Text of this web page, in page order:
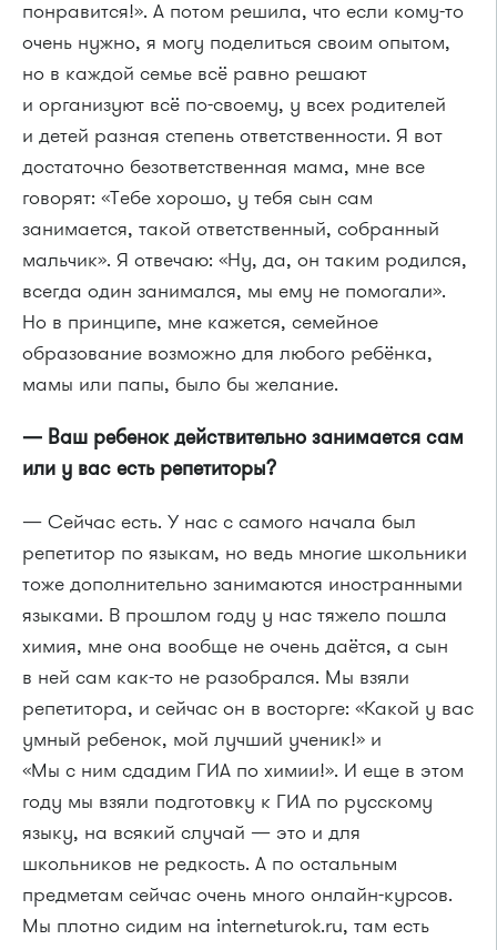
понравится!». А потом решила, что если кому-то
очень нужно, я могу поделиться своим опытом,
но в каждой семье всё равно решают
и организуют всё по-своему, у всех родителей
и детей разная степень ответственности. Я вот
достаточно безответственная мама, мне все
говорят: «Тебе хорошо, у тебя сын сам
занимается, такой ответственный, собранный
мальчик». Я отвечаю: «Ну, да, он таким родился,
всегда один занимался, мы ему не помогали».
Но в принципе, мне кажется, семейное
образование возможно для любого ребёнка,
мамы или папы, было бы желание.
— Ваш ребенок действительно занимается сам
или у вас есть репетиторы?
— Сейчас есть. У нас с самого начала был
репетитор по языкам, но ведь многие школьники
тоже дополнительно занимаются иностранными
языками. В прошлом году у нас тяжело пошла
химия, мне она вообще не очень даётся, а сын
в ней сам как-то не разобрался. Мы взяли
репетитора, и сейчас он в восторге: «Какой у вас
умный ребенок, мой лучший ученик!» и
«Мы с ним сдадим ГИА по химии!». И еще в этом
году мы взяли подготовку к ГИА по русскому
языку, на всякий случай — это и для
школьников не редкость. А по остальным
предметам сейчас очень много онлайн-курсов.
Мы плотно сидим на interneturok.ru, там есть